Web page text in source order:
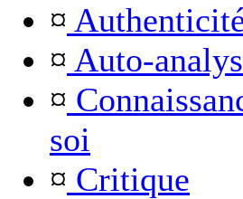
¤
¤ Auto-
¤
soi
¤ Critique